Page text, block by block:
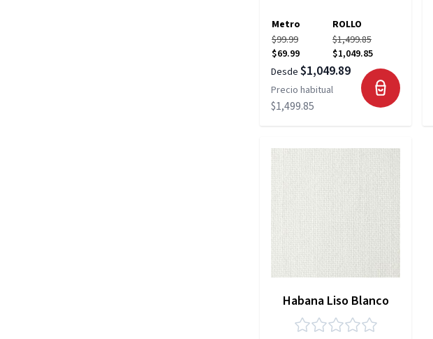
Metro
ROLLO
$99.99
$69.99
$1,499.85
$1,049.85
Desde $1,049.89
Precio habitual
$1,499.85
Habana Liso Blanco